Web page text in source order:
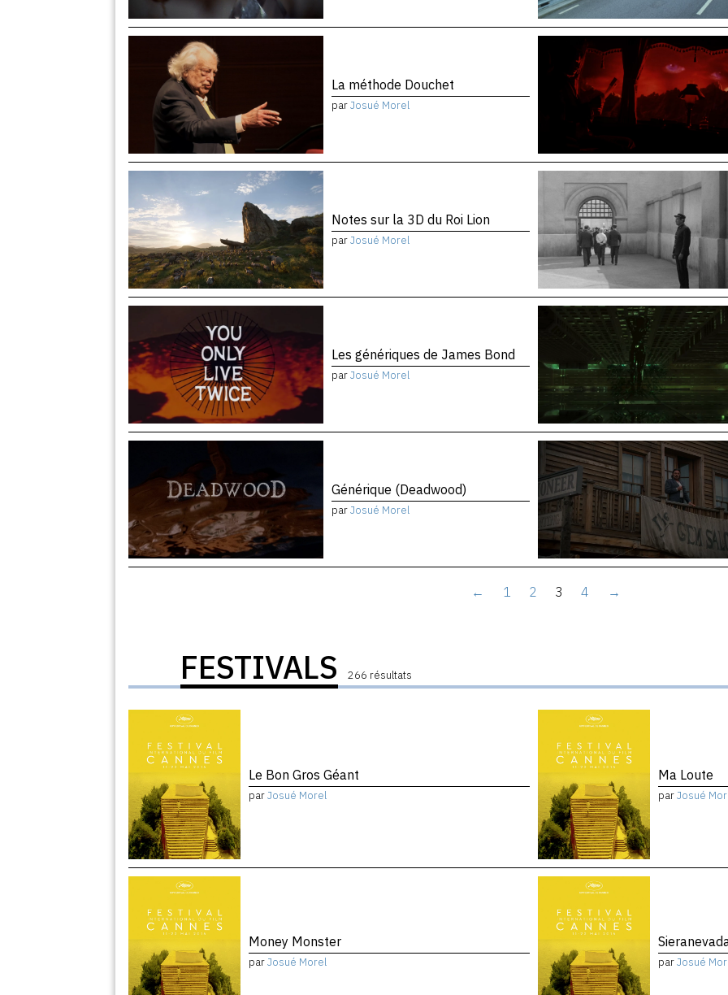
La méthode Douchet
parJosué Morel
Notes sur la 3D du Roi Lion
parJosué Morel
Les génériques de James Bond
parJosué Morel
Générique (Deadwood)
parJosué Morel
← 1 2 3 4 →
FESTIVALS 266 résultats
Le Bon Gros Géant
parJosué Morel
Ma Loute
parJosué
Money Monster
parJosué Morel parJosué